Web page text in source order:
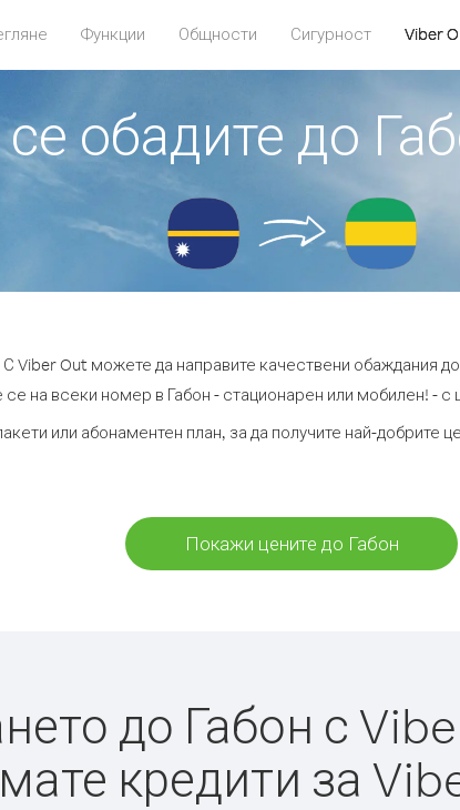
Функции Общности Сигурност Viber
обадите до
С Viber Out можете да направите качествени обаждания
се на всеки номер в Габон - стационарен или мобилен! - с
или абонаментен план, за да получите най-добрите
Покажи цените до Габон
до Габон с
кредити за